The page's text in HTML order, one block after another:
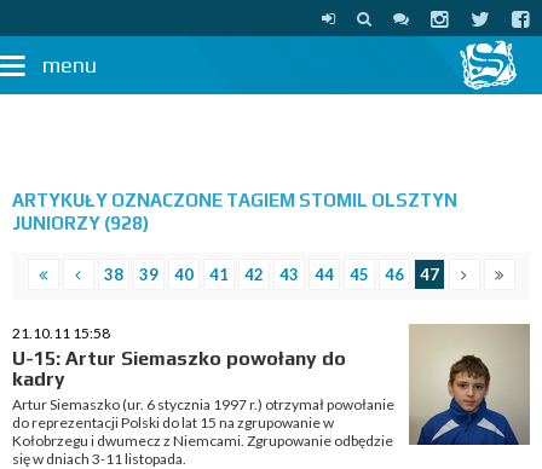
menu
ARTYKUŁY OZNACZONE TAGIEM STOMIL OLSZTYN
JUNIORZY (928)
38 39 40 41 42 43 44 45 46 47
21.10.11 15:58
U-15: Artur Siemaszko powołany do
kadry
Artur Siemaszko (ur. 6 stycznia 1997 r.) otrzymał powołanie
do reprezentacji Polski do lat 15 na zgrupowanie w
Kołobrzegu i dwumecz z Niemcami. Zgrupowanie odbędzie
się w dniach 3-11 listopada.